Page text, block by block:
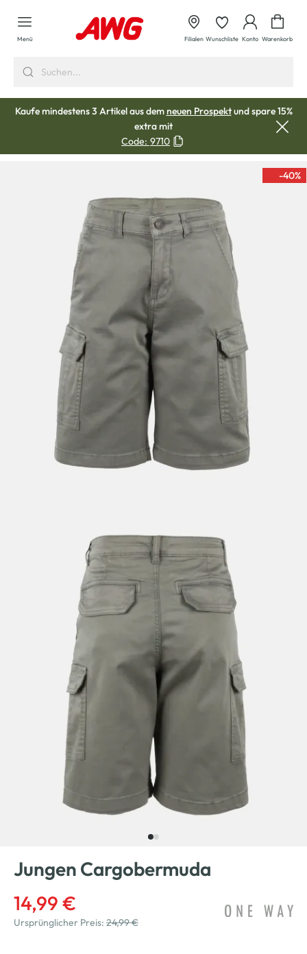
springen
Menü Filialen Wunschliste Konto Warenkorb
Kaufe mindestens 3 Artikel aus demneuen Prospektund spare 15%
extra mit
Code: 9710
-40%
Jungen Cargobermuda
14,99 €
Ursprünglicher Preis: 24,99 €